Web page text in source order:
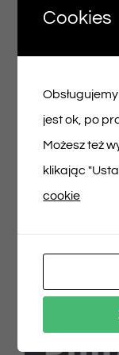
150,00zł
Dodaj do
Cookies
jest ok, po
Możesz też
klikając
cookie